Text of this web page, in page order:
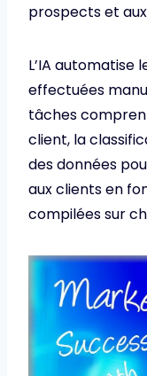
prospects et
L’IA automatise
effectuées
tâches
client, la
des données
aux clients en
compilées sur